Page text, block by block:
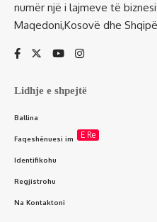
numër një i lajmeve të
Maqedoni,Kosovë dhe
Lidhje e shpejtë
Ballina
Faqeshënuesi im E Re
Identifikohu
Regjistrohu
Na Kontaktoni